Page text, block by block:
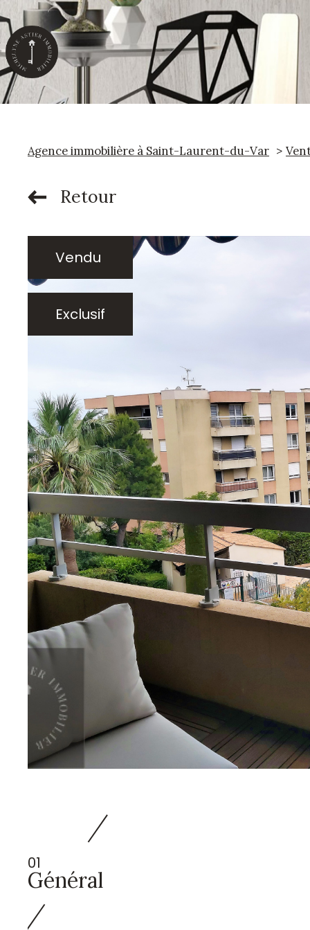
Agence immobilière à Saint-Laurent-du-Var
Retour
Vendu
Exclusif
01
Général